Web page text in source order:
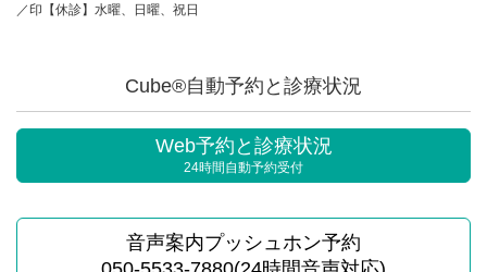
／印【休診】水曜、日曜、祝日
Cube®自動予約と診療状況
Web予約と診療状況
24時間自動予約受付
音声案内プッシュホン予約